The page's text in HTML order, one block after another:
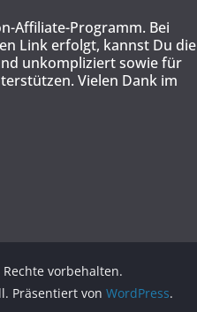
Affiliate-Programm. Bei
Link erfolgt, kannst Du die
unkompliziert sowie für
Vielen Dank im
Rechte vorbehalten.
Präsentiert von WordPress.